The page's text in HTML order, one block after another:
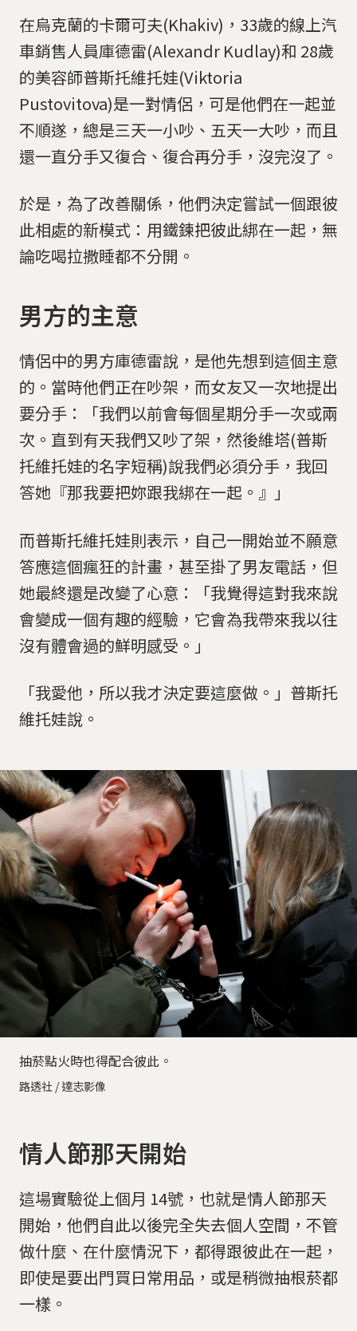
在烏克蘭的卡爾可夫(Khakiv)，33歲的線上汽
車銷售人員庫德雷(Alexandr Kudlay)和 28歲
的美容師普斯托維托娃(Viktoria
Pustovitova)是一對情侶，可是他們在一起並
不順遂，總是三天一小吵、五天一大吵，而且
還一直分手又復合、復合再分手，沒完沒了。
於是，為了改善關係，他們決定嘗試一個跟彼
此相處的新模式：用鐵鍊把彼此綁在一起，無
論吃喝拉撒睡都不分開。
男方的主意
情侶中的男方庫德雷說，是他先想到這個主意
的。當時他們正在吵架，而女友又一次地提出
要分手：「我們以前會每個星期分手一次或兩
次。直到有天我們又吵了架，然後維塔(普斯
托維托娃的名字短稱)說我們必須分手，我回
答她『那我要把妳跟我綁在一起。』」
而普斯托維托娃則表示，自己一開始並不願意
答應這個瘋狂的計畫，甚至掛了男友電話，但
她最終還是改變了心意：「我覺得這對我來說
會變成一個有趣的經驗，它會為我帶來我以往
沒有體會過的鮮明感受。」
「我愛他，所以我才決定要這麼做。」普斯托
維托娃說。
抽菸點火時也得配合彼此。
路透社 / 達志影像
情人節那天開始
這場實驗從上個月 14號，也就是情人節那天
開始，他們自此以後完全失去個人空間，不管
做什麼、在什麼情況下，都得跟彼此在一起，
即使是要出門買日常用品，或是稍微抽根菸都
一樣。